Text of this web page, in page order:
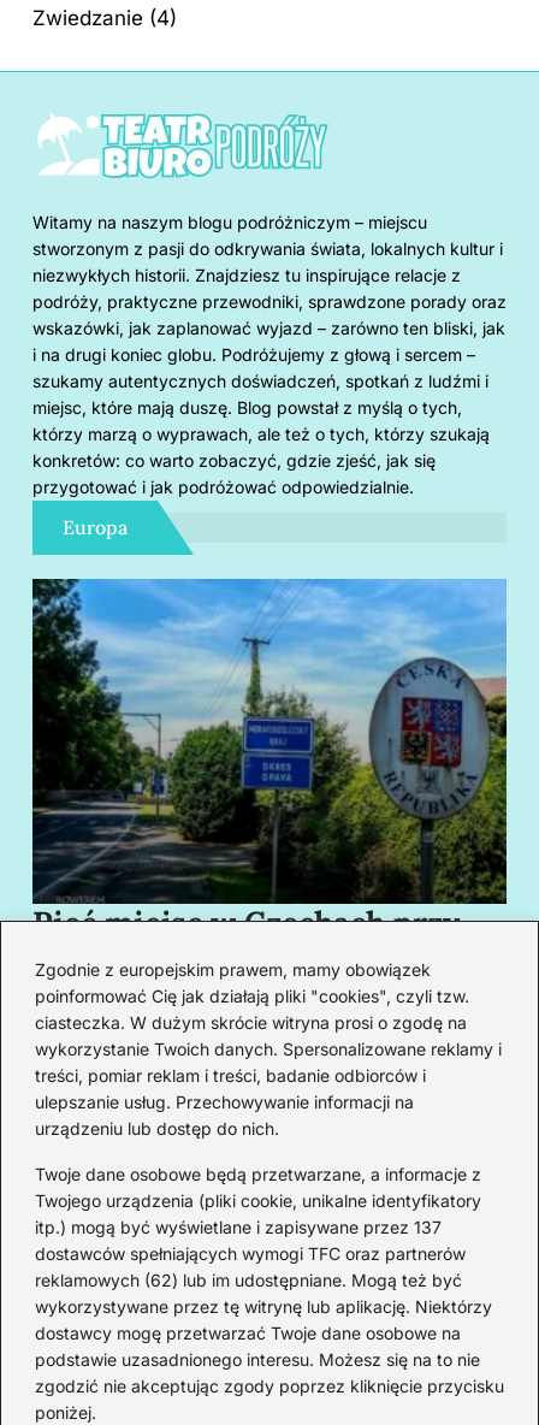
Zgodnie z europejskim prawem, mamy obowiązek
poinformować Cię jak działają pliki "cookies", czyli tzw.
ciasteczka. W dużym skrócie witryna prosi o zgodę na
wykorzystanie Twoich danych. Spersonalizowane reklamy i
treści, pomiar reklam i treści, badanie odbiorców i
ulepszanie usług. Przechowywanie informacji na
urządzeniu lub dostęp do nich.
Twoje dane osobowe będą przetwarzane, a informacje z
Twojego urządzenia (pliki cookie, unikalne identyfikatory
itp.) mogą być wyświetlane i zapisywane przez 137
dostawców spełniających wymogi TFC oraz partnerów
reklamowych (62) lub im udostępniane. Mogą też być
wykorzystywane przez tę witrynę lub aplikację. Niektórzy
dostawcy mogę przetwarzać Twoje dane osobowe na
podstawie uzasadnionego interesu. Możesz się na to nie
zgodzić nie akceptując zgody poprzez kliknięcie przycisku
poniżej.
Zwiedzanie (4)
Witamy na naszym blogu podróżniczym – miejscu
stworzonym z pasji do odkrywania świata, lokalnych kultur i
niezwykłych historii. Znajdziesz tu inspirujące relacje z
podróży, praktyczne przewodniki, sprawdzone porady oraz
wskazówki, jak zaplanować wyjazd – zarówno ten bliski, jak
i na drugi koniec globu. Podróżujemy z głową i sercem –
szukamy autentycznych doświadczeń, spotkań z ludźmi i
miejsc, które mają duszę. Blog powstał z myślą o tych,
którzy marzą o wyprawach, ale też o tych, którzy szukają
konkretów: co warto zobaczyć, gdzie zjeść, jak się
przygotować i jak podróżować odpowiedzialnie.
Europa
Pięć miejsc w Czechach przy
granicy, które cię oczarują
swoim urokiem
Redakcja
Od lat podróżuję, by poznawać świat z bliska – nie tylko
przez pryzmat zabytków, ale przede wszystkim ludzi,
smaków i codzienności.
Redakcja: Michalina Staszic
ul. Miła 08A, 32-514 Bieruń
477 362 966
admin@teatrbiuropodrozy.pl
F
a
c
X
L
i